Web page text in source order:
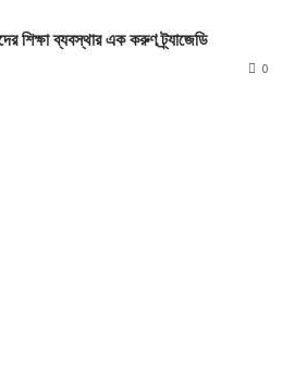
শিক্ষা ব্যবস্থার এক করুণ ট্র্যাজেডি
0